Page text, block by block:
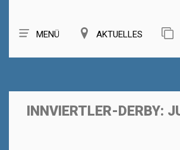
MENÜ AKTUELLES
INNVIERTLER-DERBY: